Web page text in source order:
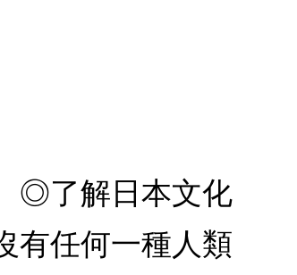
◎了解日本文化
有任何一種人類